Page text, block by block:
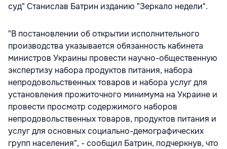
суд" Станислав Батрин изданию "Зеркало недели".
"В постановлении об открытии исполнительного
производства указывается обязанность кабинета
министров Украины провести научно-общественную
экспертизу набора продуктов питания, набора
непродовольственных товаров и набора услуг для
установления прожиточного минимума на Украине и
провести просмотр содержимого наборов
непродовольственных товаров, продуктов питания и
услуг для основных социально-демографических
групп населения", - сообщил Батрин, подчеркнув, что